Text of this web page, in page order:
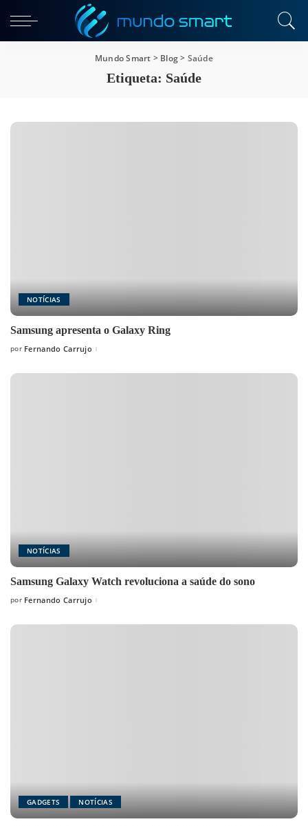
Mundo Smart > Blog> Saúde
Etiqueta: Saúde
NOTÍCIAS
Samsung apresenta o Galaxy Ring
Posted
por Fernando Carrujo
NOTÍCIAS
Samsung Galaxy Watch revoluciona a saúde do sono
Posted
por Fernando Carrujo
GADGETS NOTÍCIAS